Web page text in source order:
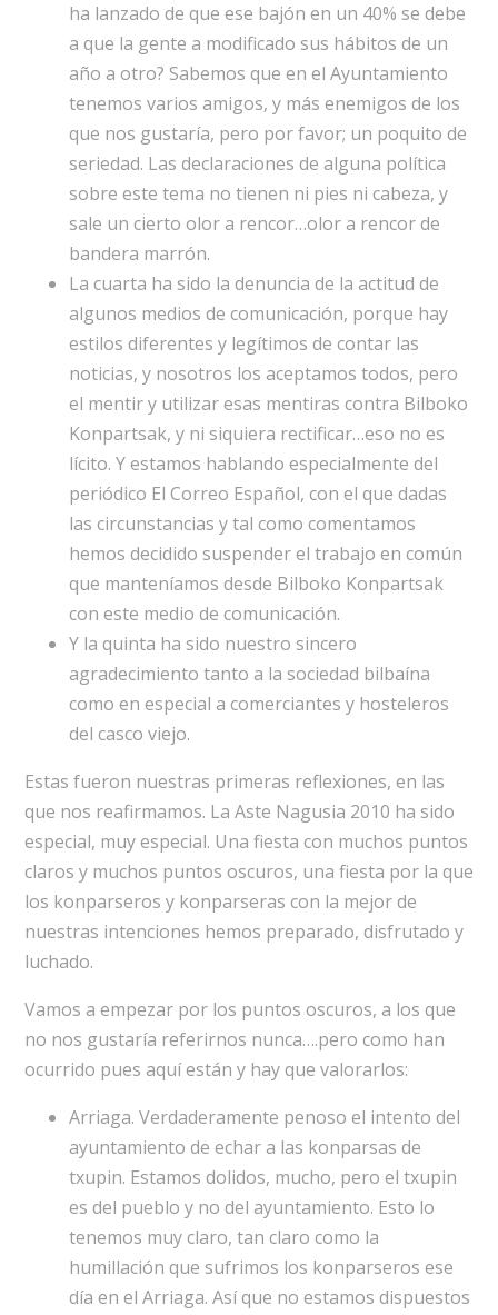
ha lanzado de que ese bajón en un 40% se debe
a que la gente a modificado sus hábitos de un
año a otro? Sabemos que en el Ayuntamiento
tenemos varios amigos, y más enemigos de los
que nos gustaría, pero por favor; un poquito de
seriedad. Las declaraciones de alguna política
sobre este tema no tienen ni pies ni cabeza, y
sale un cierto olor a rencor…olor a rencor de
bandera marrón.
La cuarta ha sido la denuncia de la actitud de
algunos medios de comunicación, porque hay
estilos diferentes y legítimos de contar las
noticias, y nosotros los aceptamos todos, pero
el mentir y utilizar esas mentiras contra Bilboko
Konpartsak, y ni siquiera rectificar…eso no es
lícito. Y estamos hablando especialmente del
periódico El Correo Español, con el que dadas
las circunstancias y tal como comentamos
hemos decidido suspender el trabajo en común
que manteníamos desde Bilboko Konpartsak
con este medio de comunicación.
Y la quinta ha sido nuestro sincero
agradecimiento tanto a la sociedad bilbaína
como en especial a comerciantes y hosteleros
del casco viejo.
Estas fueron nuestras primeras reflexiones, en las
que nos reafirmamos. La Aste Nagusia 2010 ha sido
especial, muy especial. Una fiesta con muchos puntos
claros y muchos puntos oscuros, una fiesta por la que
los konparseros y konparseras con la mejor de
nuestras intenciones hemos preparado, disfrutado y
luchado.
Vamos a empezar por los puntos oscuros, a los que
no nos gustaría referirnos nunca….pero como han
ocurrido pues aquí están y hay que valorarlos:
Arriaga. Verdaderamente penoso el intento del
ayuntamiento de echar a las konparsas de
txupin. Estamos dolidos, mucho, pero el txupin
es del pueblo y no del ayuntamiento. Esto lo
tenemos muy claro, tan claro como la
humillación que sufrimos los konparseros ese
día en el Arriaga. Así que no estamos dispuestos